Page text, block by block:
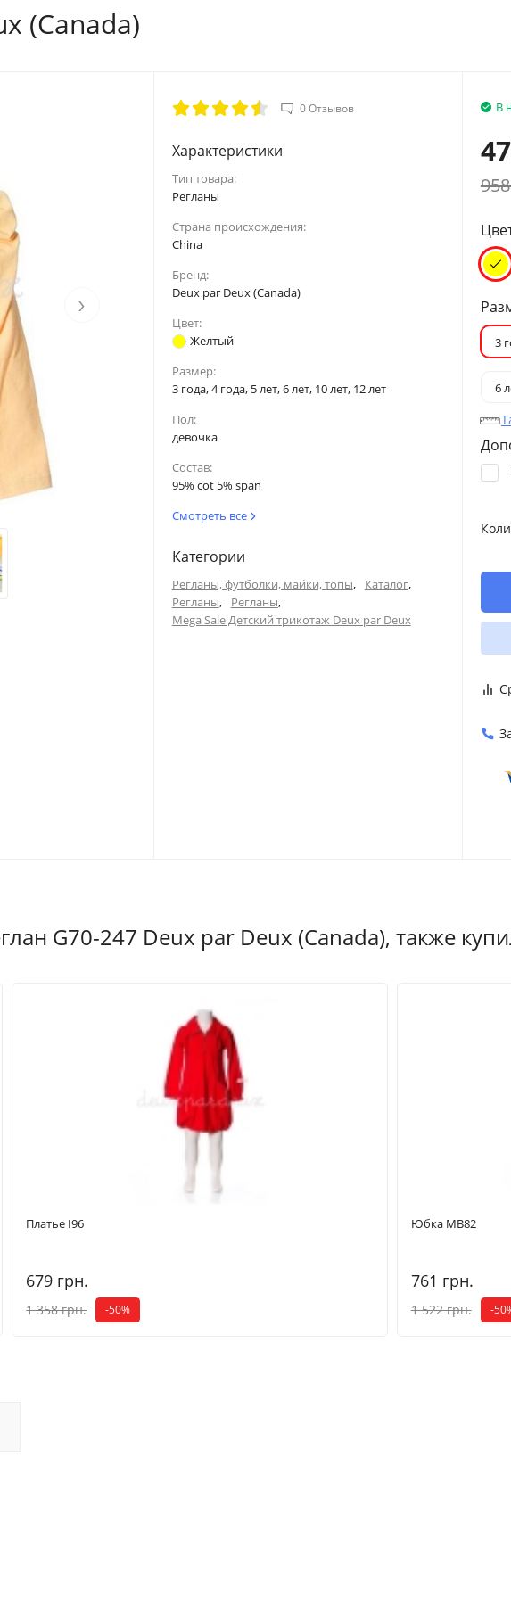
(Canada)
›
0 Отзывов
Характеристики
Тип товара:
Регланы
Страна происхождения:
China
Бренд:
Deux par Deux (Canada)
Цвет:
Желтый
Размер:
3 года, 4 года, 5 лет, 6 лет, 10 лет, 12 лет
Пол:
девочка
Состав:
95% cot 5% span
Смотреть все
Категории
Регланы, футболки, майки, топы, Каталог,
Регланы, Регланы,
Mega Sale Детский трикотаж Deux par Deux
В
3
6
G70-247 Deux par Deux (Canada), также
Платье I96
679 грн.
1 358 грн. -50%
Юбка MB82
761 грн.
1 522 грн. -